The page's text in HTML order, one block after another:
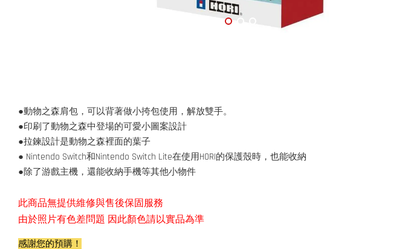
●動物之森肩包，可以背著做小挎包使用，解放雙手。
●印刷了動物之森中登場的可愛小圖案設計
●拉鍊設計是動物之森裡面的葉子
● Nintendo Switch和Nintendo Switch Lite在使用HORI的保護殼時，也能收納
●除了游戲主機，還能收納手機等其他小物件
此商品無提供維修與售後保固服務
由於照片有色差問題 因此顏色請以實品為準
感謝您的預購！